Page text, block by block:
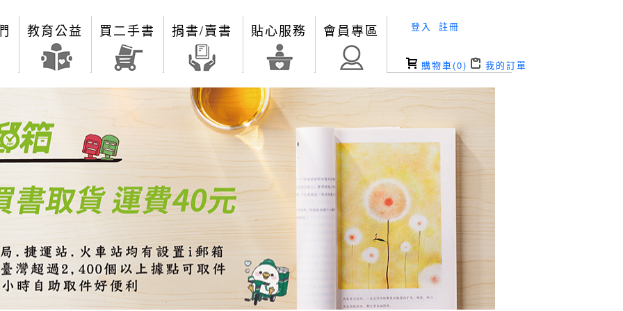
教育公益 買二手書 捐書/賣書 貼心服務 會員專區 登入 註冊
購物車(0) 我的訂單